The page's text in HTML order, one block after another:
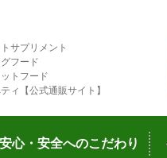
サプリメント
フード
トフード
ィ【公式通販サイト】
安心・安全へのこだわり